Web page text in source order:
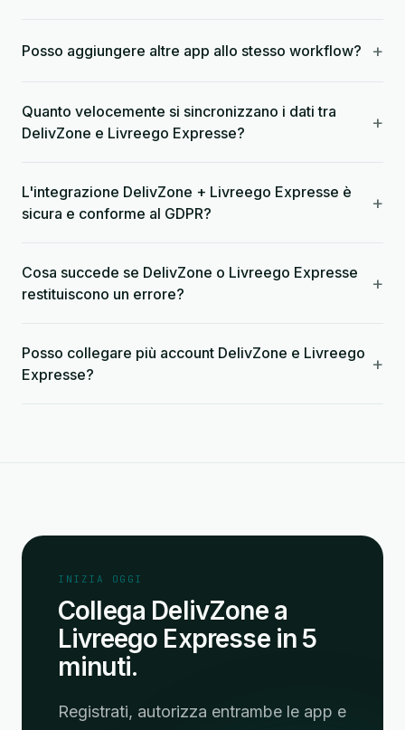
Posso aggiungere altre app allo stesso workflow? +
Quanto velocemente si sincronizzano i dati tra
DelivZone e Livreego Expresse?
+
L'integrazione DelivZone + Livreego Expresse è
sicura e conforme al GDPR?
+
Cosa succede se DelivZone o Livreego Expresse
restituiscono un errore?
+
Posso collegare più account DelivZone e Livreego
Expresse?
+
INIZIA OGGI
Collega DelivZone a
Livreego Expresse in 5
minuti.
Registrati, autorizza entrambe le app e